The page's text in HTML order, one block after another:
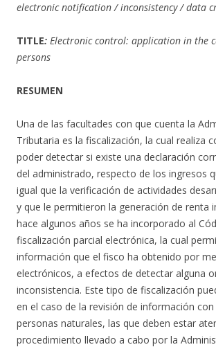
electronic notification / inconsistency / data
TITLE: Electronic control: application in the
persons
RESUMEN
Una de las facultades con que cuenta la
Tributaria es la fiscalización, la cual realiza
poder detectar si existe una declaración
del administrado, respecto de los ingresos
igual que la verificación de actividades
y que le permitieron la generación de renta
hace algunos años se ha incorporado al
fiscalización parcial electrónica, la cual
información que el fisco ha obtenido por
electrónicos, a efectos de detectar alguna
inconsistencia. Este tipo de fiscalización
en el caso de la revisión de información
personas naturales, las que deben estar
procedimiento llevado a cabo por la